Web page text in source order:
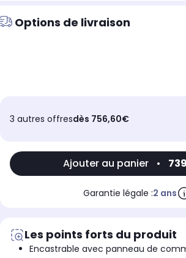
Options de livraison
3 autres offresdès 756,60€
Ajouter au panier •
Garantie légale :2 ans
Les points forts du produit
Encastrable avec panneau de